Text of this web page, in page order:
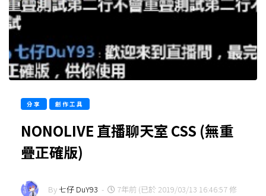
分享 創作工具
NONOLIVE 直播聊天室 CSS (無重
疊正確版)
By七仔 DuY93 -
7年前 (已於 2019/03/13 16:46:57 修